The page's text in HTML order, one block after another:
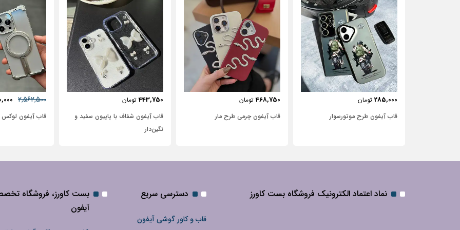
468,750 تومان
قاب آیفون چرمی طرح مار
443,750 تومان
قاب آیفون شفاف با پاپیون سفید و
2,562,500
2,950,000
قاب آیفون لوکس بامپر OATSBASF
631,250
نماد اعتماد الکترونیک فروشگاه بست کاورز دسترسی سریع
قاب و کاور گوشی آیفون
بست کاورز، فروشگاه
آیفون